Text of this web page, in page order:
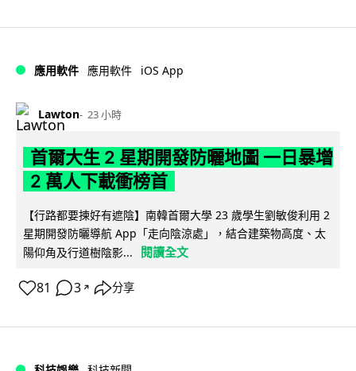
應用軟件 應用軟件 iOS App
Lawton 23 小時
首爾大生 2 星期開發防曬地圖 一日暴增
2 萬人下載衝榜首
【行路都要揀好有遮陰】南韓首爾大學 23 歲學生劉敏俊利用 2
星期開發防曬導航 App「走向陰涼處」，結合建築物高度、太
陽仰角及行道樹陰影...
閱讀全文
81 3 ↗ 分享